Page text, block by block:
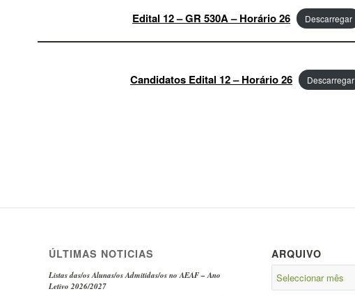
Edital 12 – GR 530A – Horário 26 Descarregar
Candidatos Edital 12 – Horário 26 Descarregar
ÚLTIMAS NOTICIAS
Listas das/os Alunas/os Admitidas/os no AEAF – Ano
Letivo 2026/2027
ARQUIVO